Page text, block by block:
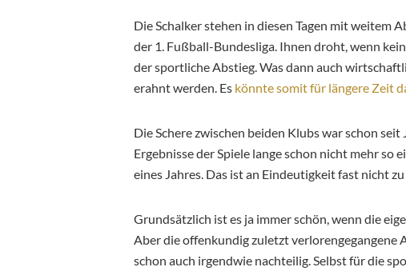
Die Schalker stehen in diesen Tagen mit weitem
der 1. Fußball-Bundesliga. Ihnen droht, wenn
der sportliche Abstieg. Was dann auch
erahnt werden. Es könnte somit für längere Zeit
Die Schere zwischen beiden Klubs war schon
Ergebnisse der Spiele lange schon nicht mehr so
eines Jahres. Das ist an Eindeutigkeit fast nicht
Grundsätzlich ist es ja immer schön, wenn die
Aber die offenkundig zuletzt verlorengegangene
schon auch irgendwie nachteilig. Selbst für die